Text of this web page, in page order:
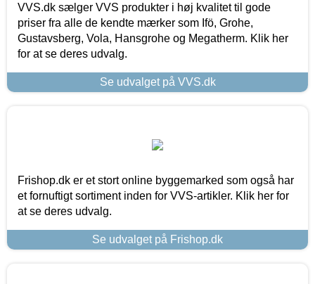
VVS.dk sælger VVS produkter i høj kvalitet til gode
priser fra alle de kendte mærker som Ifö, Grohe,
Gustavsberg, Vola, Hansgrohe og Megatherm. Klik her
for at se deres udvalg.
Se udvalget på VVS.dk
Frishop.dk er et stort online byggemarked som også har
et fornuftigt sortiment inden for VVS-artikler. Klik her for
at se deres udvalg.
Se udvalget på Frishop.dk